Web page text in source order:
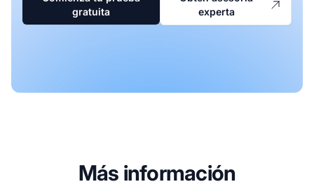
gratuita
experta
Más información